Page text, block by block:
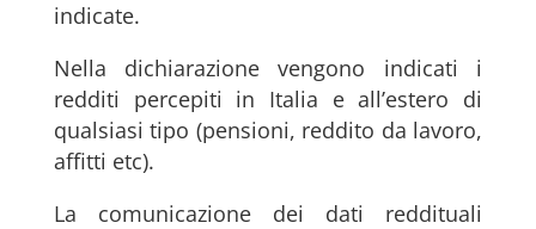
indicate.
Nella dichiarazione vengono indicati i
redditi percepiti in Italia e all’estero di
qualsiasi tipo (pensioni, reddito da lavoro,
affitti etc).
La comunicazione dei dati reddituali